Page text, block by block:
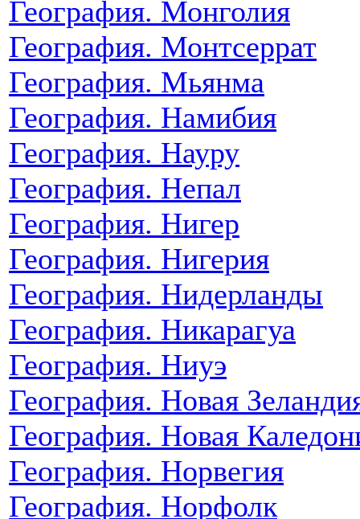
География. Монголия
География. Монтсеррат
География. Мьянма
География. Намибия
География. Науру
География. Непал
География. Нигер
География. Нигерия
География. Нидерланды
География. Никарагуа
География. Ниуэ
География. Новая
География. Новая
География. Норвегия
География. Норфолк